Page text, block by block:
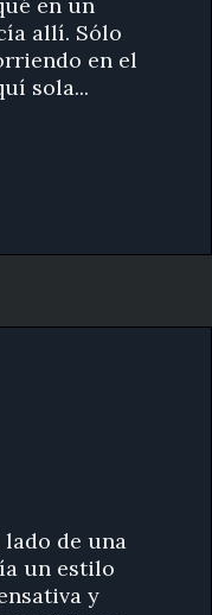
allí. Sólo
en el
sola...
de una
un estilo
y